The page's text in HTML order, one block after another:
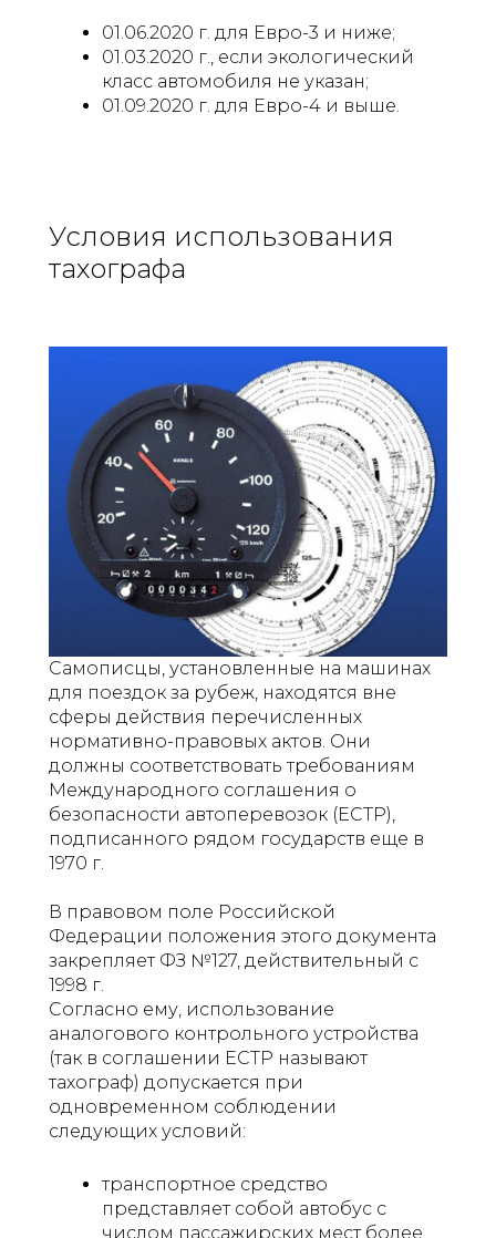
01.06.2020 г. для Евро-3 и ниже;
01.03.2020 г., если экологический
класс автомобиля не указан;
01.09.2020 г. для Евро-4 и выше.
Условия использования
тахографа
Самописцы, установленные на машинах
для поездок за рубеж, находятся вне
сферы действия перечисленных
нормативно-правовых актов. Они
должны соответствовать требованиям
Международного соглашения о
безопасности автоперевозок (ЕСТР),
подписанного рядом государств еще в
1970 г.
В правовом поле Российской
Федерации положения этого документа
закрепляет ФЗ №127, действительный с
1998 г.
Согласно ему, использование
аналогового контрольного устройства
(так в соглашении ЕСТР называют
тахограф) допускается при
одновременном соблюдении
следующих условий:
транспортное средство
представляет собой автобус с
числом пассажирских мест более